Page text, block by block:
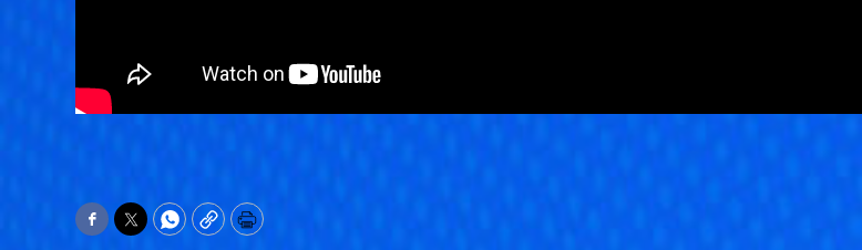
Facebook
TwitterWhatsApp
CopyPrint